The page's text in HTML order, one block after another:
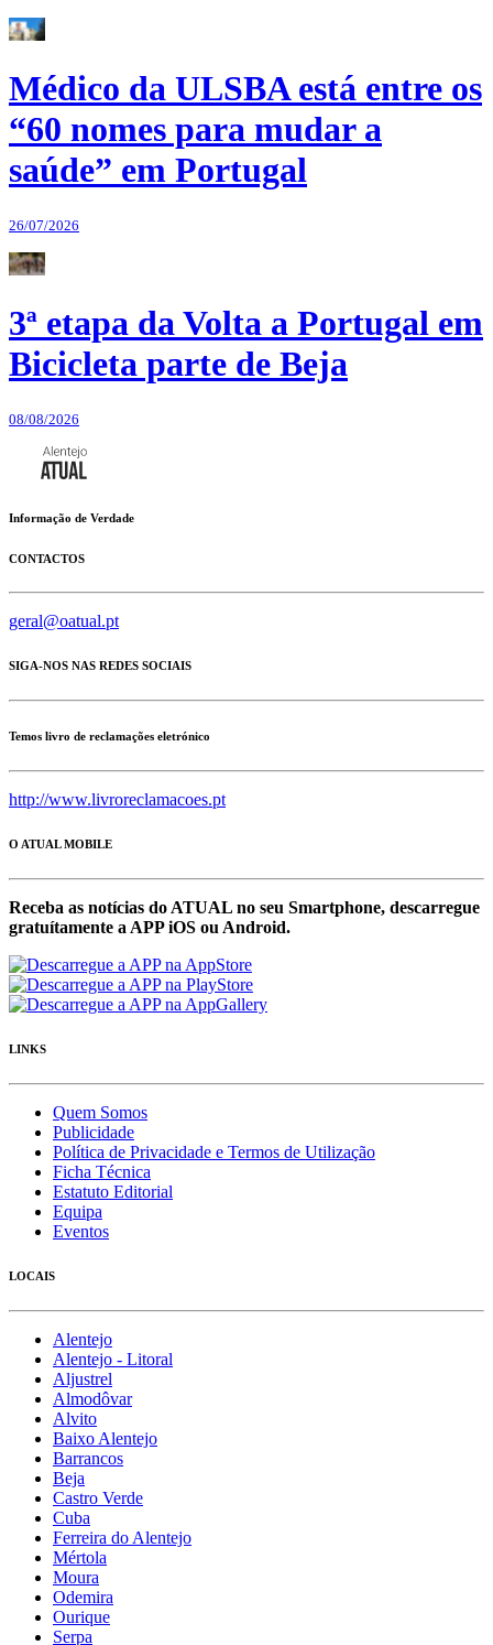
Médico da ULSBA está entre os
“60 nomes para mudar a
saúde” em Portugal
26/07/2026
3ª etapa da Volta a Portugal em
Bicicleta parte de Beja
08/08/2026
Informação de Verdade
CONTACTOS
geral@oatual.pt
SIGA-NOS NAS REDES SOCIAIS
Temos livro de reclamações eletrónico
http://www.livroreclamacoes.pt
O ATUAL MOBILE
Receba as notícias do ATUAL no seu Smartphone, descarregue
gratuítamente a APP iOS ou Android.
LINKS
Quem Somos
Publicidade
Política de Privacidade e Termos de Utilização
Ficha Técnica
Estatuto Editorial
Equipa
Eventos
LOCAIS
Alentejo
Alentejo - Litoral
Aljustrel
Almodôvar
Alvito
Baixo Alentejo
Barrancos
Beja
Castro Verde
Cuba
Ferreira do Alentejo
Mértola
Moura
Odemira
Ourique
Serpa